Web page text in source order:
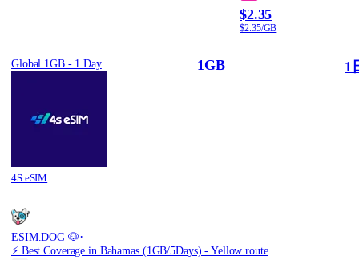
$2.35
$2.35/GB
Global 1GB - 1 Day
4S eSIM
1GB 1
ESIM.DOG 🐶·
⚡️ Best Coverage in Bahamas (1GB/5Days) - Yellow route